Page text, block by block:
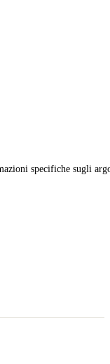
specifiche sugli